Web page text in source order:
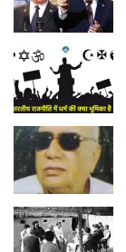
देते हैं।